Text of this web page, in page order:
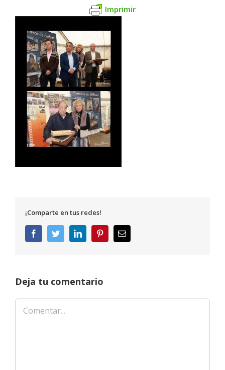
Imprimir
¡Comparte en tus redes!
FacebookTwitterLinkedInPinterestCorreo
electrónico
Deja tu comentario
Comentar